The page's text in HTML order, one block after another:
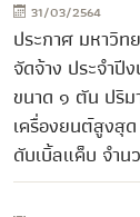
31/03/2564
ประกาศ มหาวิท
จัดจ้าง ประจำ
ขนาด ๑ ตัน ปริ
เครื่องยนต์สูงสุ
ดับเบิ้ลแค็บ จำน